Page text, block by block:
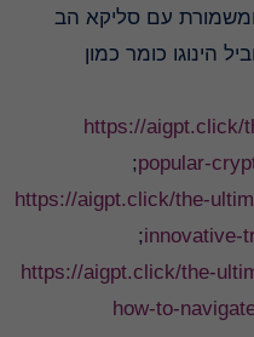
עם סליקא הב
הינוגו כומר כמון
https://aigpt.click/
popular-
;
https://aigpt.click/the-
innovative-
;
https://aigpt.click/the-
how-to-